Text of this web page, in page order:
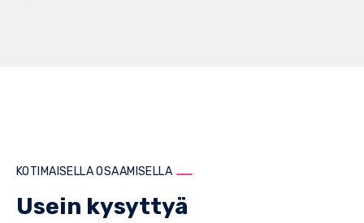
KOTIMAISELLA OSAAMISELLA
Usein kysyttyä